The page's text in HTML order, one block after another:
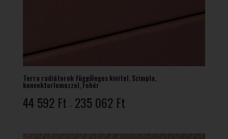
Terra radiátorok függőleges kivitel, Szimpla,
konvektorlemezzel, Fehér
44 592 Ft – 235 062 Ft44
-